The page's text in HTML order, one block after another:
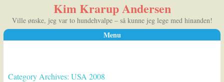
Kim Krarup Andersen
Ville ønske, jeg var to hundehvalpe – så kunne jeg lege med hinanden!
Menu
Skip to content
Category Archives: USA 2008